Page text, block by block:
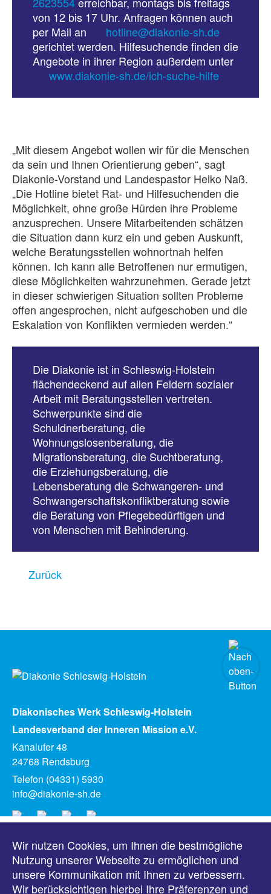
von 12 bis 17 Uhr. Anfragen können auch
per Mail an
hotline@diakonie-sh.de
gerichtet werden. Hilfesuchende finden die
Angebote in ihrer Region außerdem unter
www.diakonie-sh.de/ich-suche-hilfe
„Mit diesem Angebot wollen wir für die Menschen
da sein und Ihnen Orientierung geben“, sagt
Diakonie-Vorstand und Landespastor Heiko Naß.
„Die Hotline bietet Rat- und Hilfesuchenden die
Möglichkeit, ohne große Hürden ihre Probleme
anzusprechen. Unsere Mitarbeitenden schätzen
die Situation dann kurz ein und geben Auskunft,
welche Beratungsstellen wohnortnah helfen
können. Ich kann alle Betroffenen nur ermutigen,
diese Möglichkeiten wahrzunehmen. Gerade jetzt
in dieser schwierigen Situation sollten Probleme
offen angesprochen, nicht aufgeschoben und die
Eskalation von Konflikten vermieden werden.“
Die Diakonie ist in Schleswig-Holstein
flächendeckend auf allen Feldern sozialer
Arbeit mit Beratungsstellen vertreten.
Schwerpunkte sind die
Schuldnerberatung, die
Wohnungslosenberatung, die
Migrationsberatung, die Suchtberatung,
die Erziehungsberatung, die
Lebensberatung die Schwangeren- und
Schwangerschaftskonfliktberatung sowie
die Beratung von Pflegebedürftigen und
von Menschen mit Behinderung.
Zurück
Diakonisches Werk Schleswig-Holstein
Landesverband der Inneren Mission e.V.
Kanalufer 48
24768 Rendsburg
Telefon (04331) 5930
info@diakonie-sh.de
Meldungen
Veranstaltungen
Wir nutzen Cookies, um Ihnen die bestmögliche
Nutzung unserer Webseite zu ermöglichen und
unsere Kommunikation mit Ihnen zu verbessern.
Wir berücksichtigen hierbei Ihre Präferenzen und